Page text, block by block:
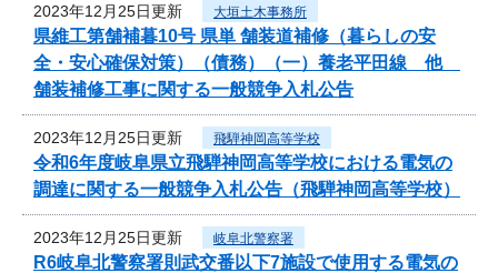
2023年12月25日更新 大垣土木事務所
県維工第舗補暮10号 県単 舗装道補修（暮らしの安
全・安心確保対策）（債務）（一）養老平田線 他
舗装補修工事に関する一般競争入札公告
2023年12月25日更新 飛騨神岡高等学校
令和6年度岐阜県立飛騨神岡高等学校における電気の
調達に関する一般競争入札公告（飛騨神岡高等学校）
2023年12月25日更新 岐阜北警察署
R6岐阜北警察署則武交番以下7施設で使用する電気の